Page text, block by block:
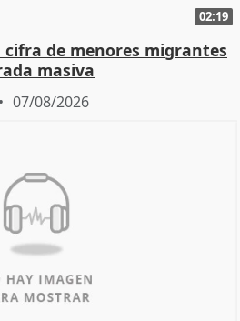
02:19
cifra de menores migrantes
masiva
07/08/2026